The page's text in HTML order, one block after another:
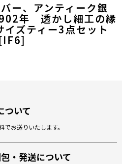
ー、アンティーク銀
年 透かし細工の縁
ズティー3点セット
[IF6]
ついて
でお送りいたします。
・発送について